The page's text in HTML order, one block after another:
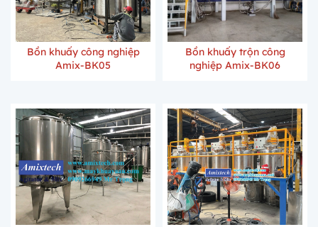
Bồn khuấy công nghiệp
Amix-BK05
Bồn khuấy trộn công
nghiệp Amix-BK06